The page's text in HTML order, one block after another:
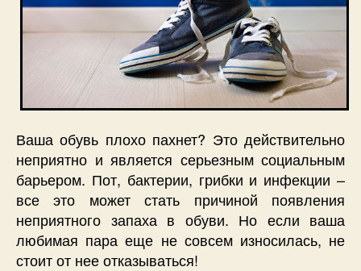
Ваша обувь плохо пахнет? Это действительно
неприятно и является серьезным социальным
барьером. Пот, бактерии, грибки и инфекции –
все это может стать причиной появления
неприятного запаха в обуви. Но если ваша
любимая пара еще не совсем износилась, не
стоит от нее отказываться!